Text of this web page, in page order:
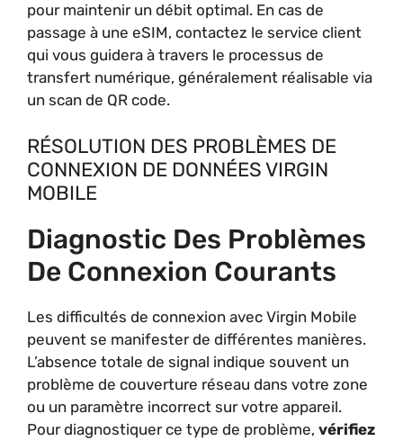
pour maintenir un débit optimal. En cas de
passage à une eSIM, contactez le service client
qui vous guidera à travers le processus de
transfert numérique, généralement réalisable via
un scan de QR code.
RÉSOLUTION DES PROBLÈMES DE
CONNEXION DE DONNÉES VIRGIN
MOBILE
Diagnostic Des Problèmes
De Connexion Courants
Les difficultés de connexion avec Virgin Mobile
peuvent se manifester de différentes manières.
L’absence totale de signal indique souvent un
problème de couverture réseau dans votre zone
ou un paramètre incorrect sur votre appareil.
Pour diagnostiquer ce type de problème, vérifiez